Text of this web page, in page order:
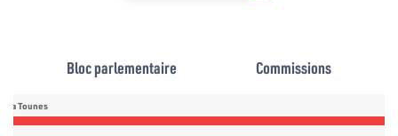
Bloc parlementaire Commissions
Tounes